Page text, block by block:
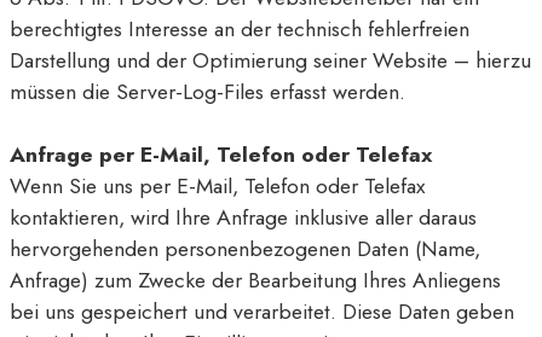
berechtigtes Interesse an der technisch fehlerfreien
Darstellung und der Optimierung seiner Website – hierzu
müssen die Server-Log-Files erfasst werden.
Anfrage per E-Mail, Telefon oder Telefax
Wenn Sie uns per E-Mail, Telefon oder Telefax
kontaktieren, wird Ihre Anfrage inklusive aller daraus
hervorgehenden personenbezogenen Daten (Name,
Anfrage) zum Zwecke der Bearbeitung Ihres Anliegens
bei uns gespeichert und verarbeitet. Diese Daten geben